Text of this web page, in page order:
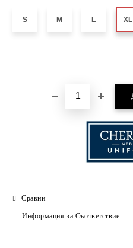
S M L XL
Сравни
Информация за Съответствие